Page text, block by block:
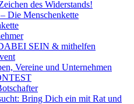
des Widerstands!
Die Menschenkette
SEIN & mithelfen
Vereine und Unternehmen
Bring Dich ein mit Rat und